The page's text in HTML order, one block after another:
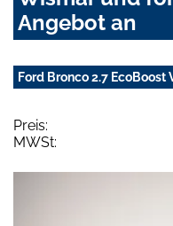
Angebot an
Ford Bronco 2.7 EcoBoost
Preis:
MWSt: